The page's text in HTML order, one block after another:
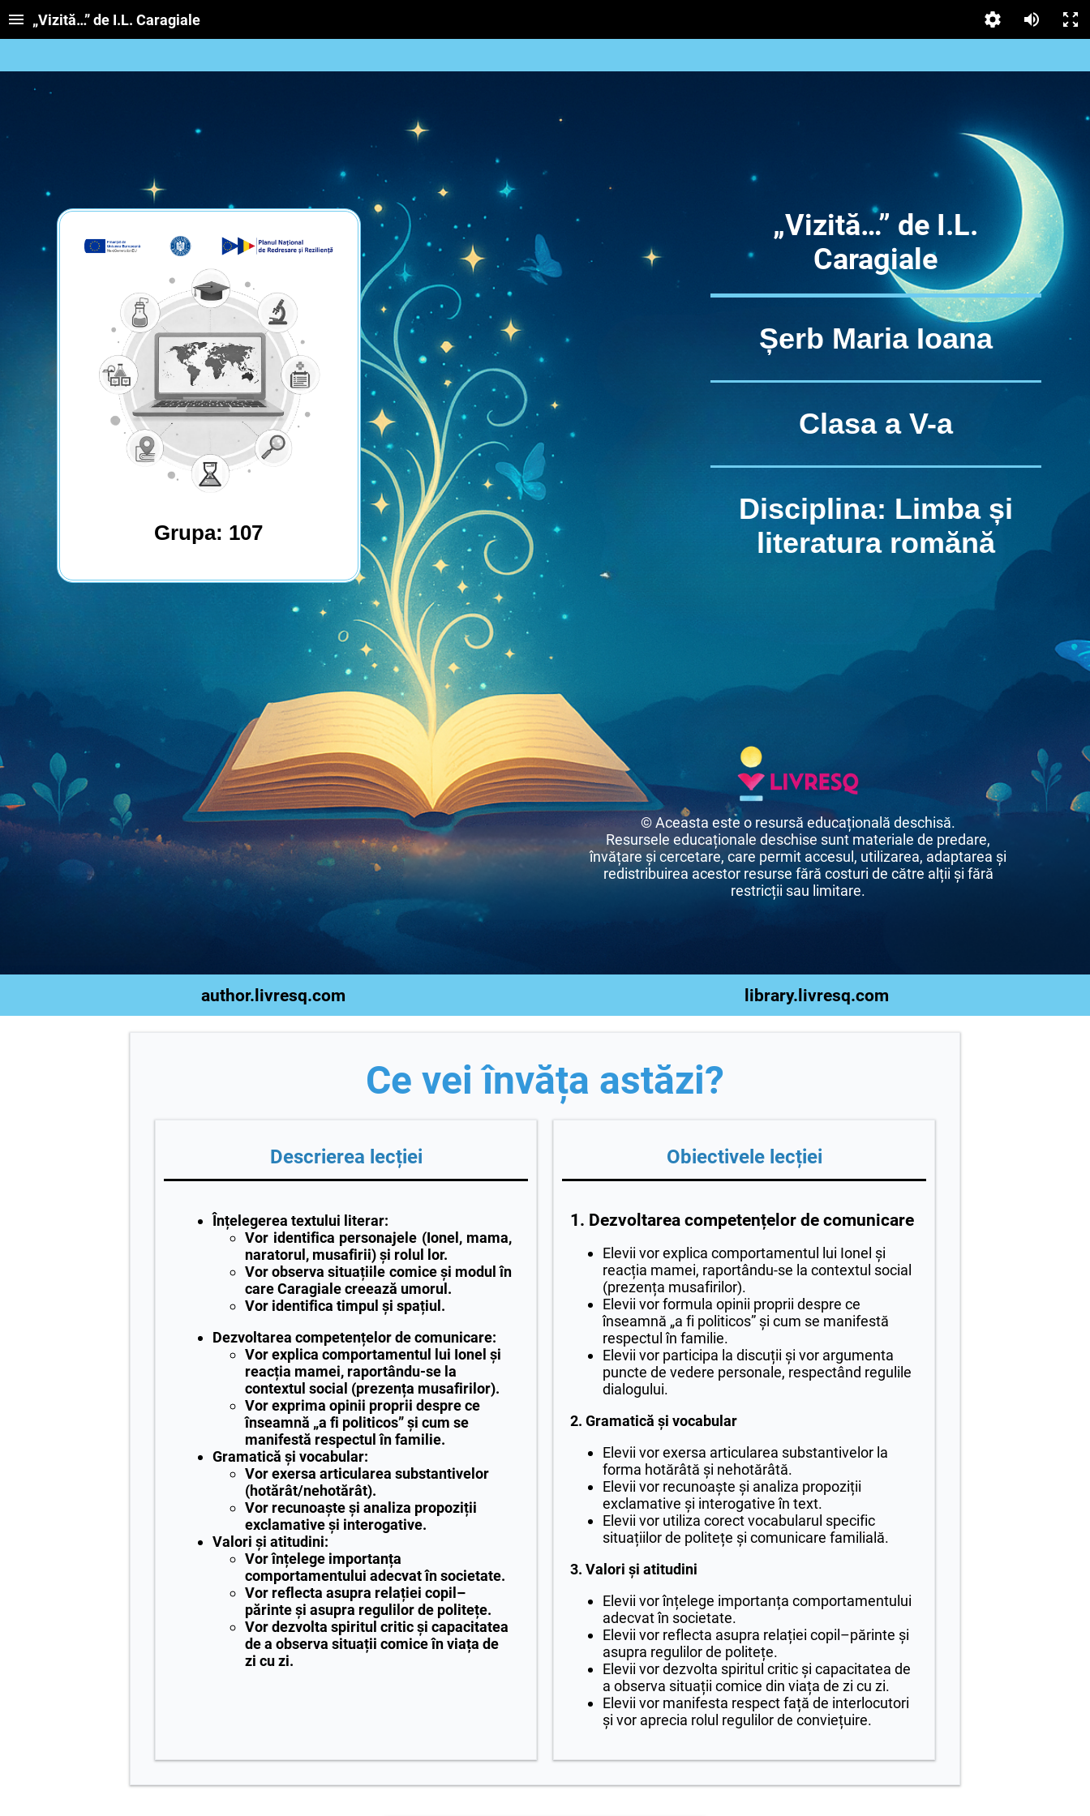
„Vizită…” de I.L. Caragiale
Grupa: 107
„Vizită…” de I.L.
Caragiale
Șerb Maria Ioana
Clasa a V-a
Disciplina: Limba și
literatura romănă
© Aceasta este o resursă educațională deschisă.
Resursele educaționale deschise sunt materiale de predare,
învățare și cercetare, care permit accesul, utilizarea, adaptarea și
redistribuirea acestor resurse fără costuri de către alții și fără
restricții sau limitare.
author.livresq.com library.livresq.com
Ce vei învăța astăzi?
Descrierea lecției
Înțelegerea textului literar:
Vor identifica personajele (Ionel, mama,
naratorul, musafirii) și rolul lor.
Vor observa situațiile comice și modul în
care Caragiale creează umorul.
Vor identifica timpul și spațiul.
Dezvoltarea competențelor de comunicare:
Vor explica comportamentul lui Ionel și
reacția mamei, raportându-se la
contextul social (prezența musafirilor).
Vor exprima opinii proprii despre ce
înseamnă „a fi politicos” și cum se
manifestă respectul în familie.
Gramatică și vocabular:
Vor exersa articularea substantivelor
(hotărât/nehotărât).
Vor recunoaște și analiza propoziții
exclamative și interogative.
Valori și atitudini:
Vor înțelege importanța
comportamentului adecvat în societate.
Vor reflecta asupra relației copil–
părinte și asupra regulilor de politețe.
Vor dezvolta spiritul critic și capacitatea
de a observa situații comice în viața de
zi cu zi.
Obiectivele lecției
1. Dezvoltarea competențelor de comunicare
Elevii vor explica comportamentul lui Ionel și
reacția mamei, raportându-se la contextul social
(prezența musafirilor).
Elevii vor formula opinii proprii despre ce
înseamnă „a fi politicos” și cum se manifestă
respectul în familie.
Elevii vor participa la discuții și vor argumenta
puncte de vedere personale, respectând regulile
dialogului.
2. Gramatică și vocabular
Elevii vor exersa articularea substantivelor la
forma hotărâtă și nehotărâtă.
Elevii vor recunoaște și analiza propoziții
exclamative și interogative în text.
Elevii vor utiliza corect vocabularul specific
situațiilor de politețe și comunicare familială.
3. Valori și atitudini
Elevii vor înțelege importanța comportamentului
adecvat în societate.
Elevii vor reflecta asupra relației copil–părinte și
asupra regulilor de politețe.
Elevii vor dezvolta spiritul critic și capacitatea de
a observa situații comice din viața de zi cu zi.
Elevii vor manifesta respect față de interlocutori
și vor aprecia rolul regulilor de conviețuire.